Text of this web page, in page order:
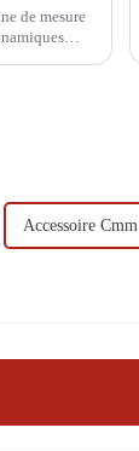
de mesure
Accessoire Cmm